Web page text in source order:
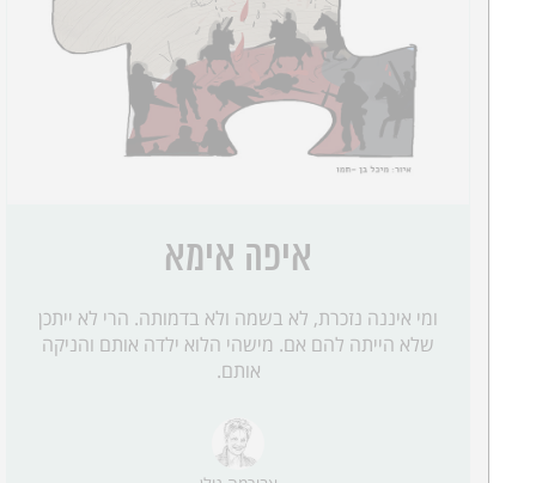
איפה אימא
ומי איננה נזכרת, לא בשמה ולא בדמותה. הרי לא ייתכן
שלא הייתה להם אם. מישהי הלוא ילדה אותם והניקה
אותם.